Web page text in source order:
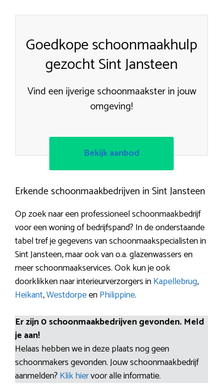
Goedkope schoonmaakhulp
gezocht Sint Jansteen
Vind een ijverige schoonmaakster in jouw
omgeving!
Bekijk aanbod
Erkende schoonmaakbedrijven in Sint Jansteen
Op zoek naar een professioneel schoonmaakbedrijf
voor een woning of bedrijfspand? In de onderstaande
tabel tref je gegevens van schoonmaakspecialisten in
Sint Jansteen, maar ook van o.a. glazenwassers en
meer schoonmaakservices. Ook kun je ook
doorklikken naar interieurverzorgers inKapellebrug,
Heikant,WestdorpeenPhilippine.
Er zijn 0 schoonmaakbedrijven gevonden. Meld
je aan!
Helaas hebben we in deze plaats nog geen
schoonmakers gevonden. Jouw schoonmaakbedrijf
aanmelden? Klik hiervoor alle informatie.